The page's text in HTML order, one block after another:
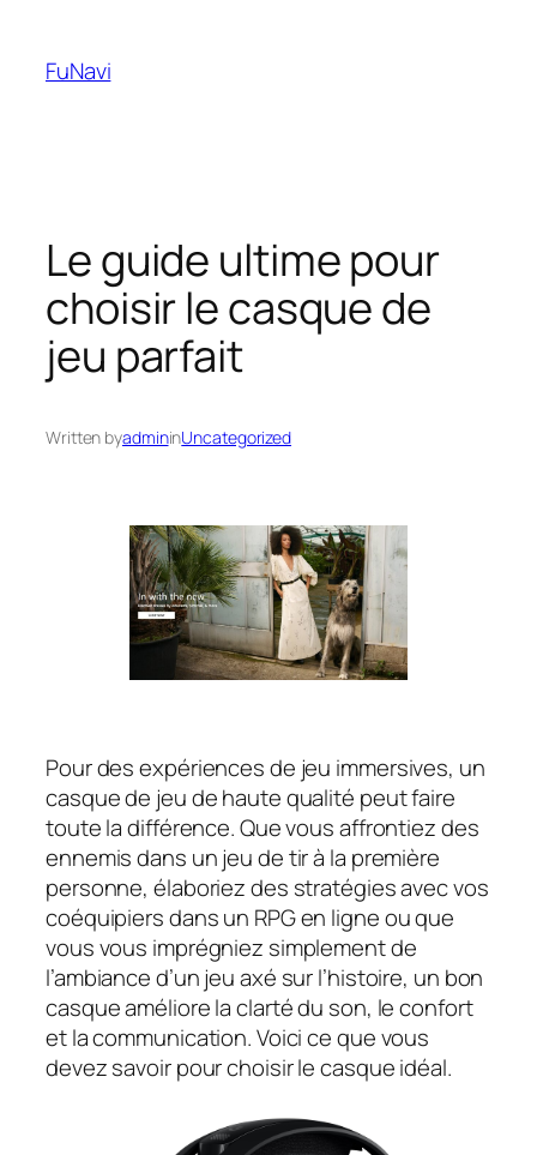
content
FuNavi
Le guide ultime pour
choisir le casque de
jeu parfait
Written byadmininUncategorized
Pour des expériences de jeu immersives, un
casque de jeu de haute qualité peut faire
toute la différence. Que vous affrontiez des
ennemis dans un jeu de tir à la première
personne, élaboriez des stratégies avec vos
coéquipiers dans un RPG en ligne ou que
vous vous imprégniez simplement de
l’ambiance d’un jeu axé sur l’histoire, un bon
casque améliore la clarté du son, le confort
et la communication. Voici ce que vous
devez savoir pour choisir le casque idéal.